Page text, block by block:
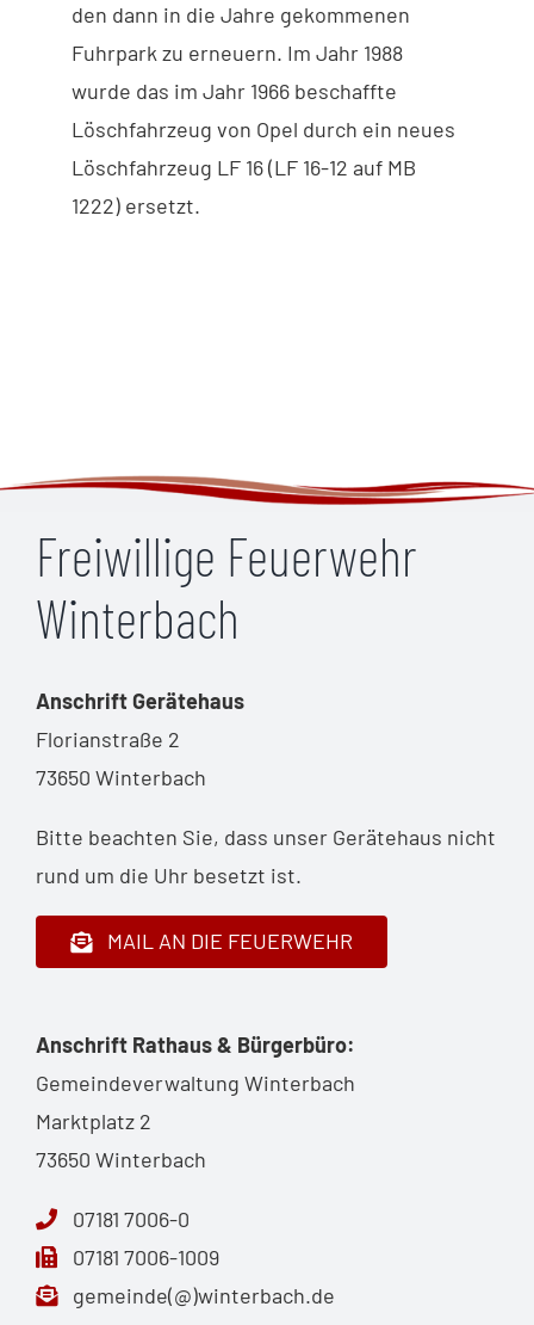
den dann in die Jahre gekommenen
Fuhrpark zu erneuern. Im Jahr 1988
wurde das im Jahr 1966 beschaffte
Löschfahrzeug von Opel durch ein neues
Löschfahrzeug LF 16 (LF 16-12 auf MB
1222) ersetzt.
Freiwillige Feuerwehr
Winterbach
Anschrift Gerätehaus
Florianstraße 2
73650 Winterbach
Bitte beachten Sie, dass unser Gerätehaus nicht
rund um die Uhr besetzt ist.
MAIL AN DIE FEUERWEHR
Anschrift Rathaus & Bürgerbüro:
Gemeindeverwaltung Winterbach
Marktplatz 2
73650 Winterbach
07181 7006-0
07181 7006-1009
gemeinde(@)winterbach.de